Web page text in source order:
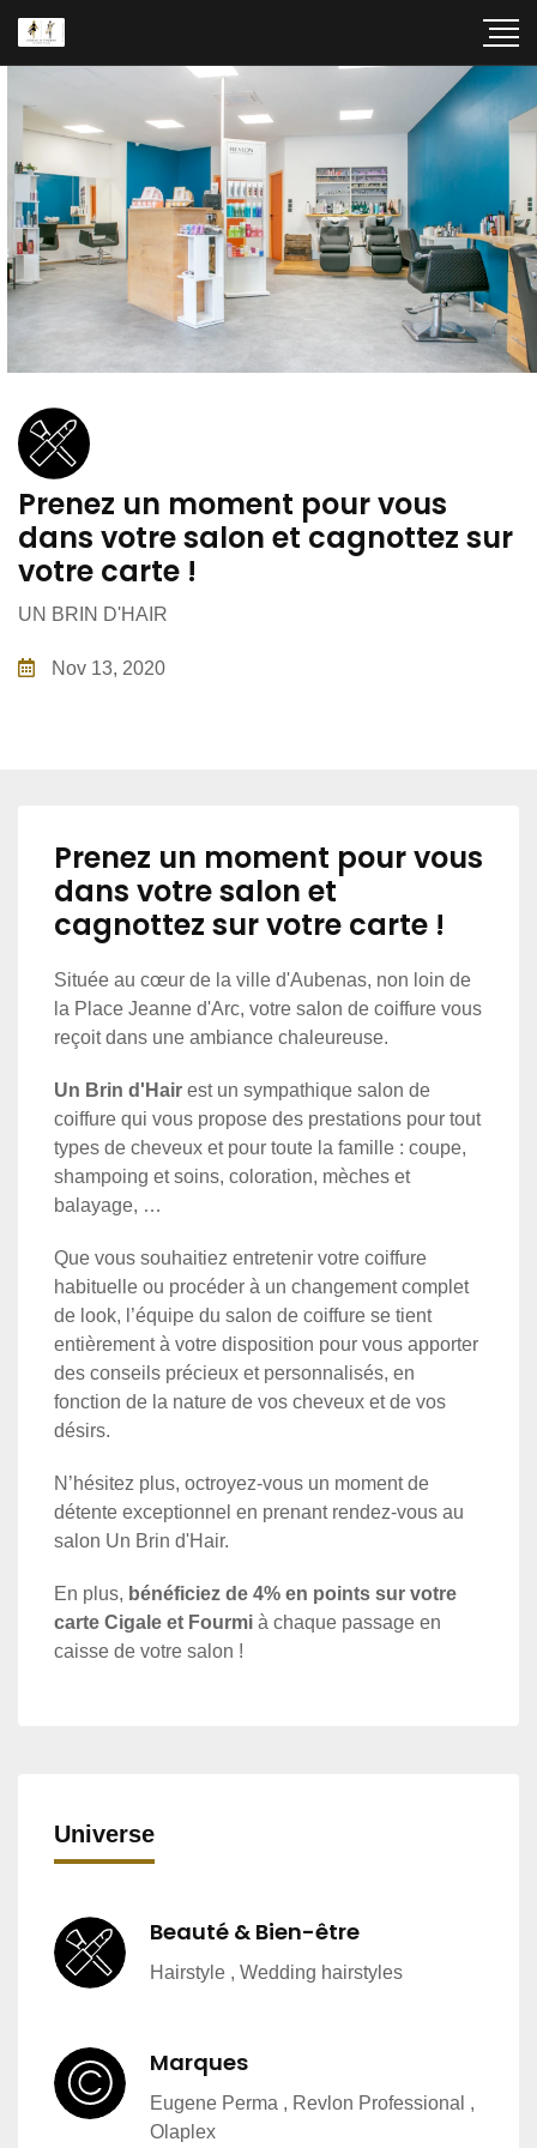
Prenez un moment pour vous
dans votre salon et cagnottez sur
votre carte !
UN BRIN D'HAIR
Nov 13, 2020
Prenez un moment pour vous
dans votre salon et
cagnottez sur votre carte !
Située au cœur de la ville d'Aubenas, non loin de
la Place Jeanne d'Arc, votre salon de coiffure vous
reçoit dans une ambiance chaleureuse.
Un Brin d'Hair est un sympathique salon de
coiffure qui vous propose des prestations pour tout
types de cheveux et pour toute la famille : coupe,
shampoing et soins, coloration, mèches et
balayage, …
Que vous souhaitiez entretenir votre coiffure
habituelle ou procéder à un changement complet
de look, l’équipe du salon de coiffure se tient
entièrement à votre disposition pour vous apporter
des conseils précieux et personnalisés, en
fonction de la nature de vos cheveux et de vos
désirs.
N’hésitez plus, octroyez-vous un moment de
détente exceptionnel en prenant rendez-vous au
salon Un Brin d'Hair.
En plus, bénéficiez de 4% en points sur votre
carte Cigale et Fourmi à chaque passage en
caisse de votre salon !
Universe
Beauté & Bien-être
Hairstyle , Wedding hairstyles
Marques
Eugene Perma , Revlon Professional ,
Olaplex